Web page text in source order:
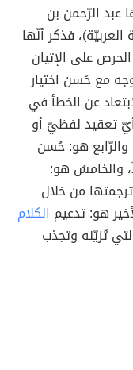
عبد الرّحمن بن
فذكر أنّها
على الإتيان
مع حُسن اختيار
عن الخطأ في
أيّ تعقيد لفظيّ أو
هو: حُسن
والخامسُ هو:
من خلال
هو: تدعيم الكلام
تُزيّنه وتجذب